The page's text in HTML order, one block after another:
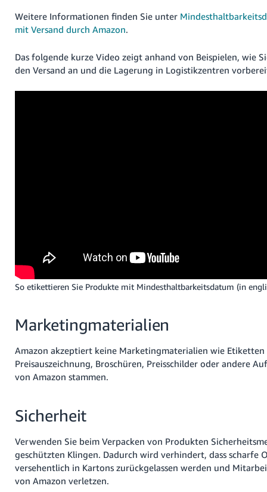
Weitere Informationen finden Sie unter
mit Versand durch Amazon.
Das folgende kurze Video zeigt anhand von Beispielen, wie
den Versand an und die Lagerung in Logistikzentren
So etikettieren Sie Produkte mit Mindesthaltbarkeitsdatum (in
Marketingmaterialien
Amazon akzeptiert keine Marketingmaterialien wie
Preisauszeichnung, Broschüren, Preisschilder oder andere
von Amazon stammen.
Sicherheit
Verwenden Sie beim Verpacken von Produkten
geschützten Klingen. Dadurch wird verhindert, dass scharfe
versehentlich in Kartons zurückgelassen werden und
von Amazon verletzen.